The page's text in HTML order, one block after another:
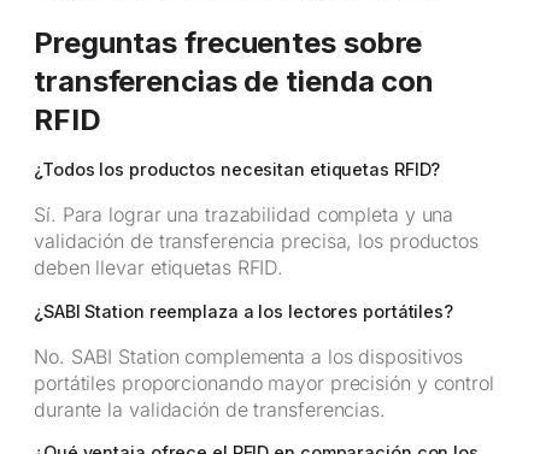
Preguntas frecuentes sobre
transferencias de tienda con
RFID
¿Todos los productos necesitan etiquetas RFID?
Sí. Para lograr una trazabilidad completa y una
validación de transferencia precisa, los productos
deben llevar etiquetas RFID.
¿SABI Station reemplaza a los lectores portátiles?
No. SABI Station complementa a los dispositivos
portátiles proporcionando mayor precisión y control
durante la validación de transferencias.